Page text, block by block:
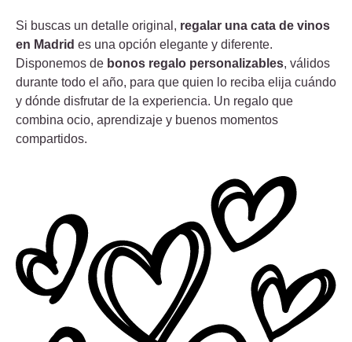
Si buscas un detalle original, regalar una cata de vinos
en Madrid es una opción elegante y diferente.
Disponemos de bonos regalo personalizables, válidos
durante todo el año, para que quien lo reciba elija cuándo
y dónde disfrutar de la experiencia. Un regalo que
combina ocio, aprendizaje y buenos momentos
compartidos.